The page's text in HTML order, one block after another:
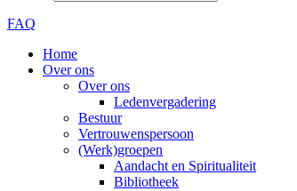
FAQ
Home
Over ons
Over ons
Ledenvergadering
Bestuur
Vertrouwenspersoon
(Werk)groepen
Aandacht en Spiritualiteit
Bibliotheek